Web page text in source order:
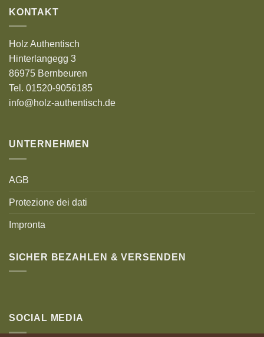
KONTAKT
Holz Authentisch
Hinterlangegg 3
86975 Bernbeuren
Tel. 01520-9056185
info@holz-authentisch.de
UNTERNEHMEN
AGB
Protezione dei dati
Impronta
SICHER BEZAHLEN & VERSENDEN
SOCIAL MEDIA